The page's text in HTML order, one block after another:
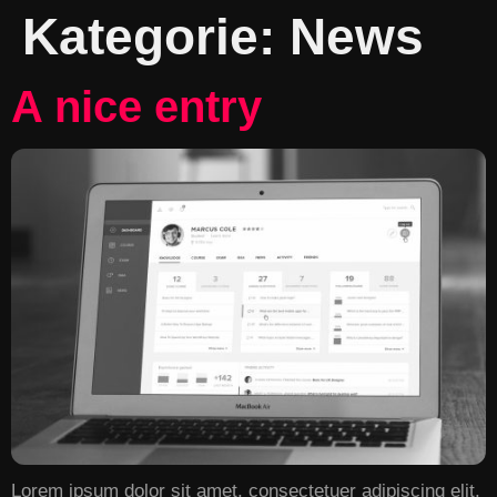
Kategorie: News
A nice entry
Lorem ipsum dolor sit amet, consectetuer adipiscing elit.